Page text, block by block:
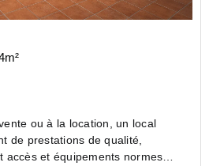
ou à la location, un local
de prestations de qualité,
accès et équipements normes